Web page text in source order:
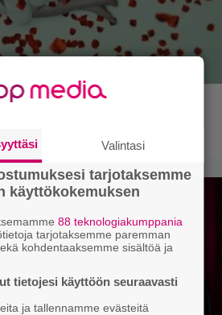
rytinällä –
julki
Valintasi
tarjotaksemme
käyttökokemuksen
88 teknologiakumppania
tarjotaksemme paremman
kohdentaaksemme sisältöä ja
tietojesi käyttöön seuraavasti
ja tallennamme evästeitä